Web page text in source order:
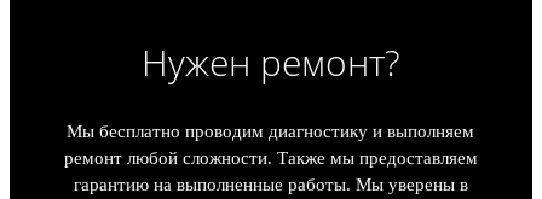
Нужен ремонт?
Мы бесплатно проводим диагностику и выполняем
ремонт любой сложности. Также мы предоставляем
гарантию на выполненные работы. Мы уверены в